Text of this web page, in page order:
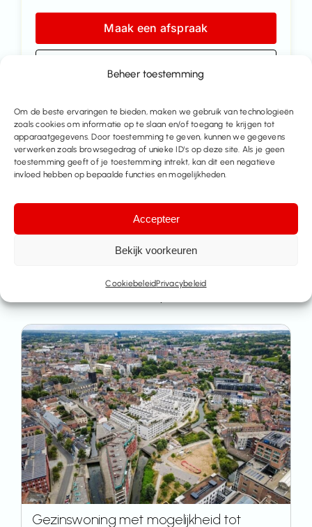
Beheer toestemming
Om de beste ervaringen te bieden, maken we gebruik van technologieën
zoals cookies om informatie op te slaan en/of toegang te krijgen tot
apparaatgegevens. Door toestemming te geven, kunnen we gegevens
verwerken zoals browsegedrag of unieke ID's op deze site. Als je geen
toestemming geeft of je toestemming intrekt, kan dit een negatieve
invloed hebben op bepaalde functies en mogelijkheden.
Accepteer
Bekijk voorkeuren
CookiebeleidPrivacybeleid
Maak een afspraak
Deel dit pand
Meer huizen te koop
Gezinswoning met mogelijkheid tot